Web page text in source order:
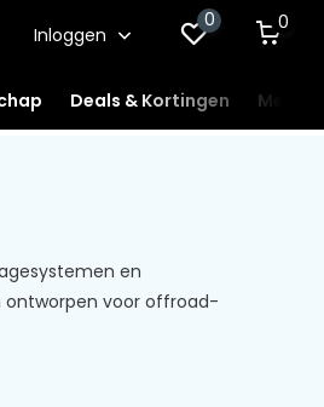
Inloggen
0 0
Deals & Kortingen
en
ontworpen voor offroad-